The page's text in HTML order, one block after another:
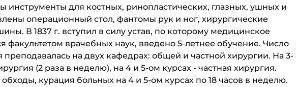
инструменты для костных, ринопластических, глазных, ушных и
операционный стол, фантомы рук и ног, хирургические
В 1837 г. вступил в силу устав, по которому медицинское
факультетом врачебных наук, введено 5-летнее обучение. Число
на двух кафедрах: общей и частной хирургии. На 3-
(2 раза в неделю), на 4 и 5-ом курсах - частная хирур­гия.
курация больных на 4 и 5-ом курсах по 18 часов в неделю.